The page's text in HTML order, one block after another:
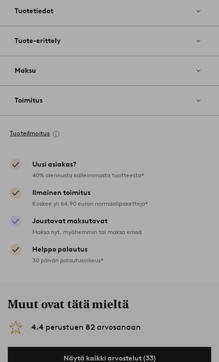
Tuotetiedot
Tuote-erittely
Maksu
Toimitus
Tuoteilmoitus
Uusi asiakas?
40% alennusta kalleimmasta tuotteesta*
Ilmainen toimitus
Koskee yli 64,90 euron normaalipaketteja*
Joustavat maksutavat
Maksa nyt, myöhemmin tai maksa erissä
Helppo palautus
30 päivän palautusoikeus*
Muut ovat tätä mieltä
4.4 perustuen 82 arvosanaan
Näytä kaikki arvostelut (33)